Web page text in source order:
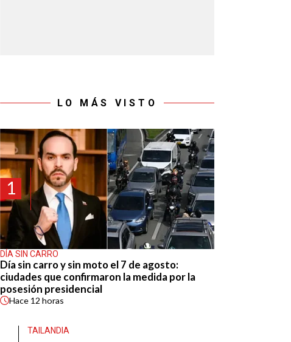
LO MÁS VISTO
1
DÍA SIN CARRO
Día sin carro y sin moto el 7 de agosto:
ciudades que confirmaron la medida por la
posesión presidencial
Hace 12 horas
TAILANDIA